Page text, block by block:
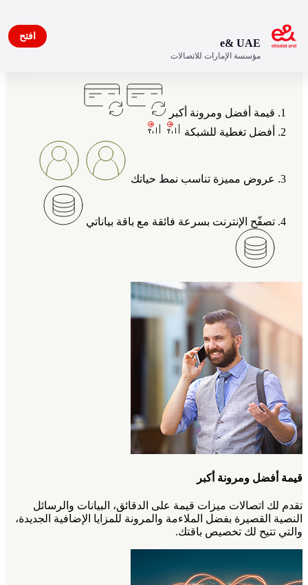
مزايا خاصة بعملاء اتصالات
قيمة أفضل ومرونة أكبر
أفضل تغطية للشبكة
عروض مميزة تناسب نمط حياتك
تصفّح الإنترنت بسرعة فائقة مع باقة بياناتي
قيمة أفضل ومرونة أكبر
تقدم لك اتصالات ميزات قيمة على الدقائق، البيانات والرسائل
النصية القصيرة بفضل الملاءمة والمرونة للمزايا الإضافية الجديدة،
والتي تتيح لك تخصيص باقتك.
e& UAE
مؤسسة الإمارات للاتصالات
افتح